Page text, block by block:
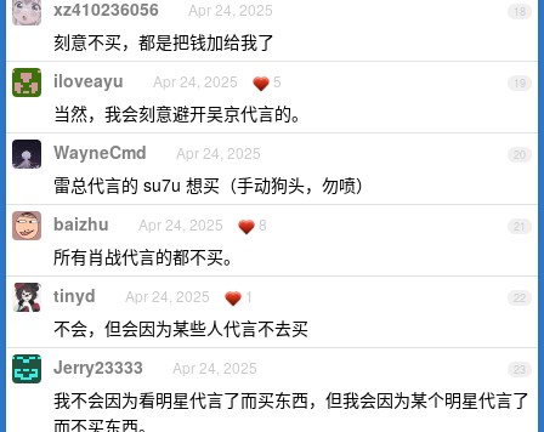
18
xz410236056 Apr 24, 2025
刻意不买，都是把钱加给我了
19
iloveayu Apr 24, 2025 5
当然，我会刻意避开吴京代言的。
20
WayneCmd Apr 24, 2025
雷总代言的 su7u 想买（手动狗头，勿喷）
21
baizhu Apr 24, 2025 8
所有肖战代言的都不买。
22
tinyd Apr 24, 2025 1
不会，但会因为某些人代言不去买
23
Jerry23333 Apr 24, 2025
我不会因为看明星代言了而买东西，但我会因为某个明星代言了
而不买东西。